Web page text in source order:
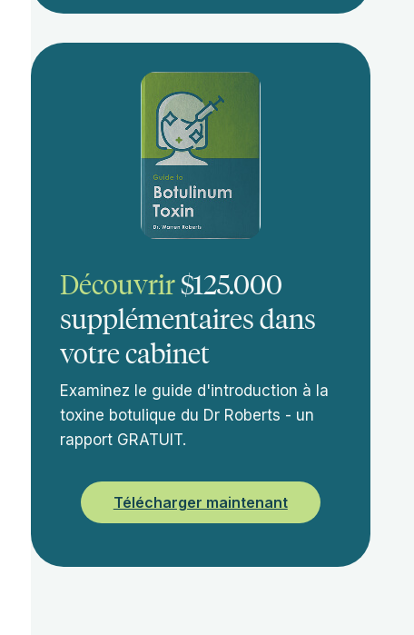
Découvrir$125.000
supplémentaires dans
votre cabinet
Examinez le guide d'introduction à la
toxine botulique du Dr Roberts - un
rapport GRATUIT.
Télécharger maintenant